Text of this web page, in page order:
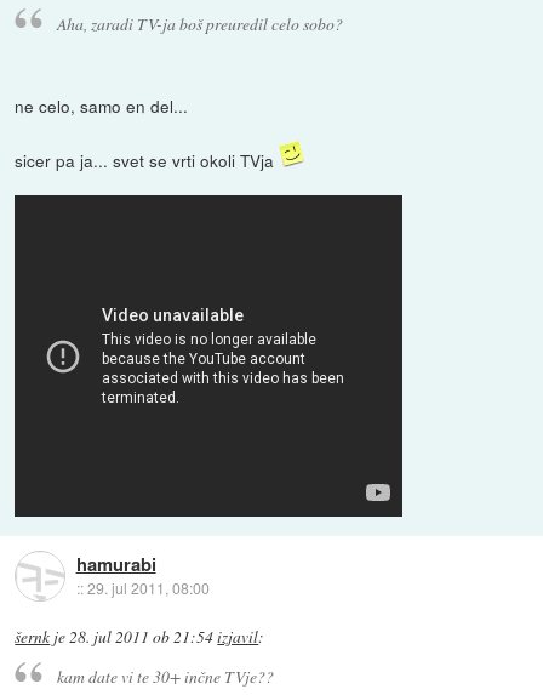
Aha, zaradi TV-ja boš preuredil celo sobo?
ne celo, samo en del...
sicer pa ja... svet se vrti okoli TVja
hamurabi
::29. jul 2011, 08:00
šernk je28. jul 2011 ob 21:54izjavil:
kam date vi te 30+ inčne TVje??